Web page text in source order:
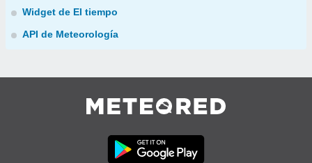
Widget de El tiempo
API de Meteorología